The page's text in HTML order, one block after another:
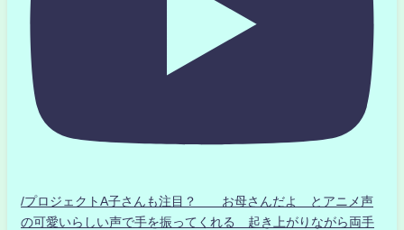
/プロジェクトA子さんも注目？ お母さんだよ とアニメ声
の可愛いらしい声で手を振ってくれる 起き上がりながら両手